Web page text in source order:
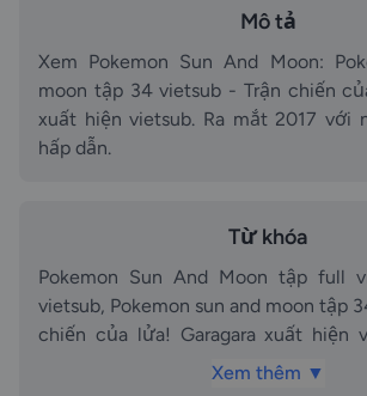
Mô tả
Xem Pokemon Sun And Moon:
moon tập 34 vietsub - Trận chiến
xuất hiện vietsub. Ra mắt 2017 với
hấp dẫn.
Từ khóa
Pokemon Sun And Moon tập full
vietsub, Pokemon sun and moon tập 34
chiến của lửa! Garagara xuất hiện
vietsub, Pokemon Sun And Moon
Xem thêm ▼